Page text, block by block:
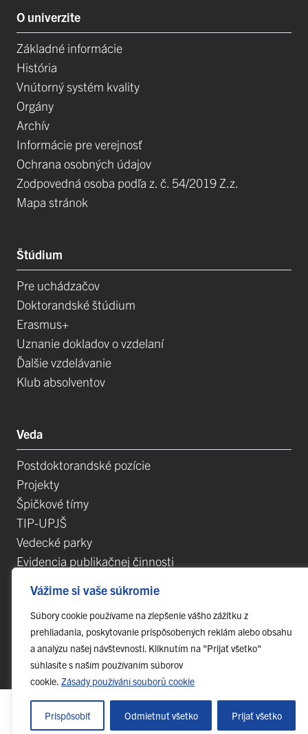
Vážime si vaše súkromie
Súbory cookie používame na zlepšenie vášho zážitku z
prehliadania, poskytovanie prispôsobených reklám alebo obsahu
a analýzu našej návštevnosti. Kliknutím na "Prijať všetko"
súhlasíte s naším používaním súborov
cookie. Zásady používání souborů cookie
Prispôsobiť Odmietnuť všetko Prijať všetko
O univerzite
Základné informácie
História
Vnútorný systém kvality
Orgány
Archív
Informácie pre verejnosť
Ochrana osobných údajov
Zodpovedná osoba podľa z. č. 54/2019 Z.z.
Mapa stránok
Štúdium
Pre uchádzačov
Doktorandské štúdium
Erasmus+
Uznanie dokladov o vzdelaní
Ďalšie vzdelávanie
Klub absolventov
Veda
Postdoktorandské pozície
Projekty
Špičkové tímy
TIP-UPJŠ
Vedecké parky
Evidencia publikačnej činnosti
© 2023 Univerzita Pavla Jozefa Šafárika v Košiciach, webmaster@upjs.sk